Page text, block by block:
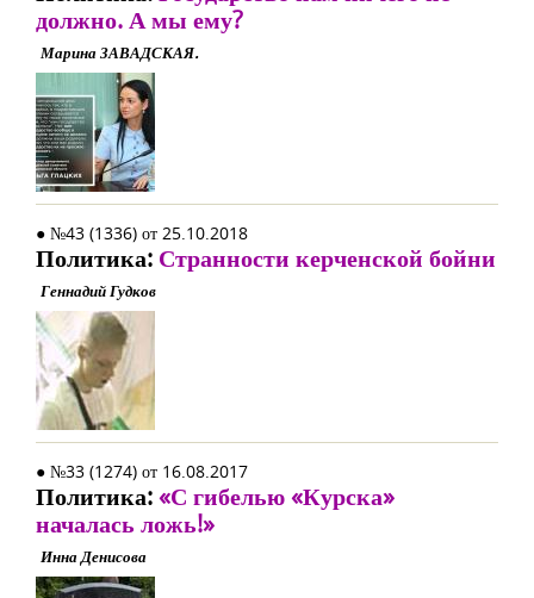
должно. А мы ему?
Марина ЗАВАДСКАЯ.
● №43 (1336) от 25.10.2018
Политика: Странности керченской бойни
Геннадий Гудков
● №33 (1274) от 16.08.2017
Политика:«С гибелью «Курска»
началась ложь!»
Инна Денисова